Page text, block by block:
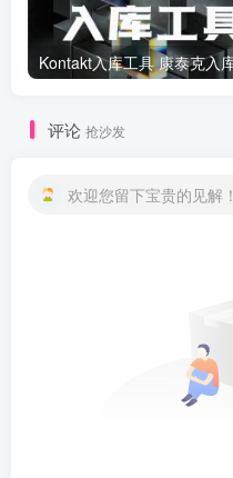
评论 抢沙发
欢迎您留下宝贵的见解！